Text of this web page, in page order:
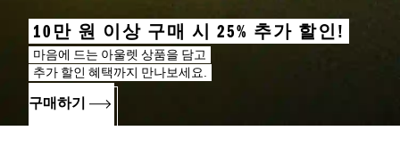
10만 원 이상 구매 시 25% 추가 할인!
마음에 드는 아울렛 상품을 담고
추가 할인 혜택까지 만나보세요.
구매하기